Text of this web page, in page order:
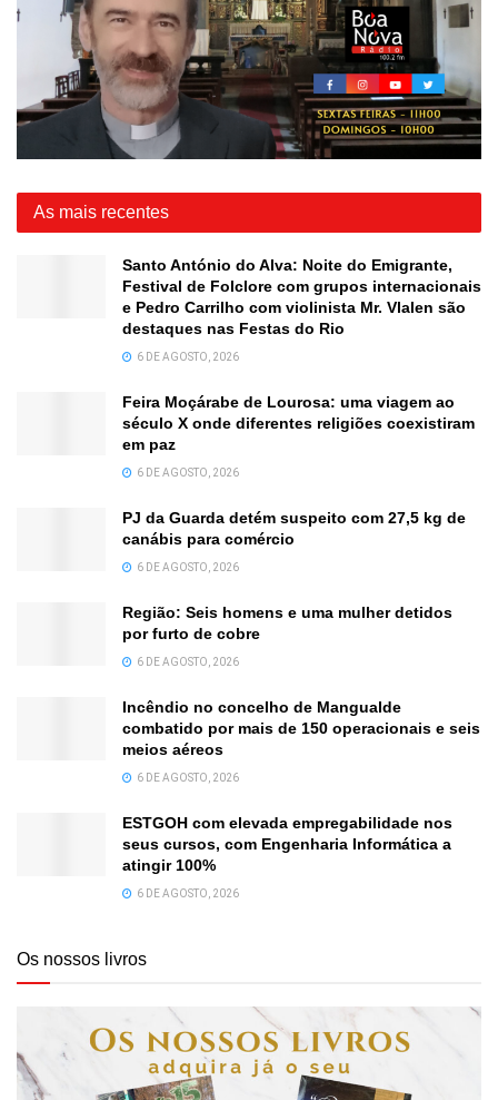
As mais recentes
Santo António do Alva: Noite do Emigrante,
Festival de Folclore com grupos internacionais
e Pedro Carrilho com violinista Mr. Vlalen são
destaques nas Festas do Rio
6 DE AGOSTO, 2026
Feira Moçárabe de Lourosa: uma viagem ao
século X onde diferentes religiões coexistiram
em paz
6 DE AGOSTO, 2026
PJ da Guarda detém suspeito com 27,5 kg de
canábis para comércio
6 DE AGOSTO, 2026
Região: Seis homens e uma mulher detidos
por furto de cobre
6 DE AGOSTO, 2026
Incêndio no concelho de Mangualde
combatido por mais de 150 operacionais e seis
meios aéreos
6 DE AGOSTO, 2026
ESTGOH com elevada empregabilidade nos
seus cursos, com Engenharia Informática a
atingir 100%
6 DE AGOSTO, 2026
Os nossos livros